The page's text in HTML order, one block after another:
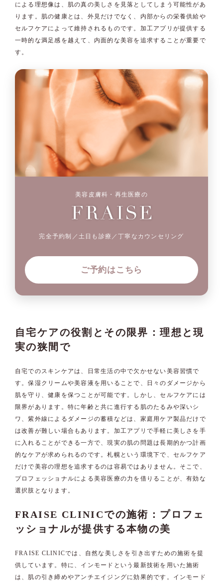
による理想像は、肌の真の美しさを見落としてしまう可能性があ
ります。肌の健康とは、外見だけでなく、内部からの栄養供給や
セルフケアによって維持されるものです。加工アプリが提供する
一時的な満足感を越えて、内面的な美容を追求することが重要で
す。
美容皮膚科・再生医療の
完全予約制／土日も診療／丁寧なカウンセリング
ご予約はこちら
自宅ケアの役割とその限界：理想と現
実の狭間で
自宅でのスキンケアは、日常生活の中で欠かせない美容習慣で
す。保湿クリームや美容液を用いることで、日々のダメージから
肌を守り、健康を保つことが可能です。しかし、セルフケアには
限界があります。特に年齢と共に進行する肌のたるみや深いシ
ワ、紫外線によるダメージの蓄積などは、家庭用ケア製品だけで
は改善が難しい場合もあります。加工アプリで手軽に美しさを手
に入れることができる一方で、現実の肌の問題は長期的かつ計画
的なケアが求められるのです。札幌という環境下で、セルフケア
だけで美容の理想を追求するのは容易ではありません。そこで、
プロフェッショナルによる美容医療の力を借りることが、有効な
選択肢となります。
FRAISE CLINICでの施術：プロフェ
ッショナルが提供する本物の美
FRAISE CLINICでは、自然な美しさを引き出すための施術を提
供しています。特に、インモードという最新技術を用いた施術
は、肌の引き締めやアンチエイジングに効果的です。インモード